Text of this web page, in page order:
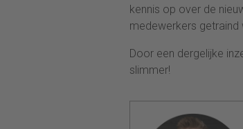
kennis op over de
medewerkers
Door een dergelijke
slimmer!